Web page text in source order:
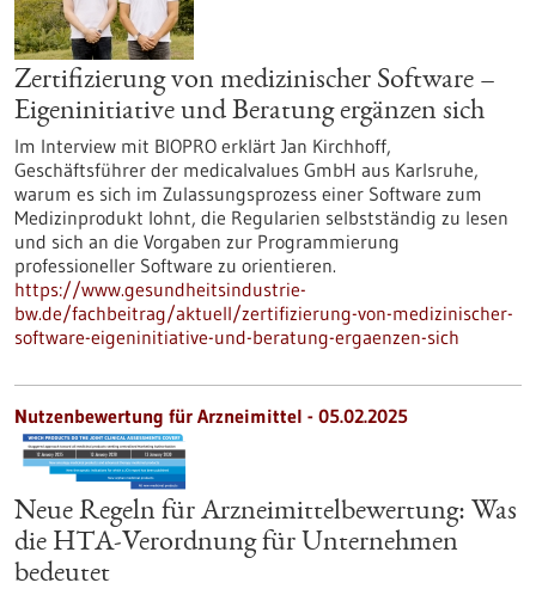
Zertifizierung von medizinischer Software –
Eigeninitiative und Beratung ergänzen sich
Im Interview mit BIOPRO erklärt Jan Kirchhoff,
Geschäftsführer der medicalvalues GmbH aus Karlsruhe,
warum es sich im Zulassungsprozess einer Software zum
Medizinprodukt lohnt, die Regularien selbstständig zu lesen
und sich an die Vorgaben zur Programmierung
professioneller Software zu orientieren.
https://www.gesundheitsindustrie-
bw.de/fachbeitrag/aktuell/zertifizierung-von-medizinischer-
software-eigeninitiative-und-beratung-ergaenzen-sich
Nutzenbewertung für Arzneimittel - 05.02.2025
Neue Regeln für Arzneimittelbewertung: Was
die HTA-Verordnung für Unternehmen
bedeutet